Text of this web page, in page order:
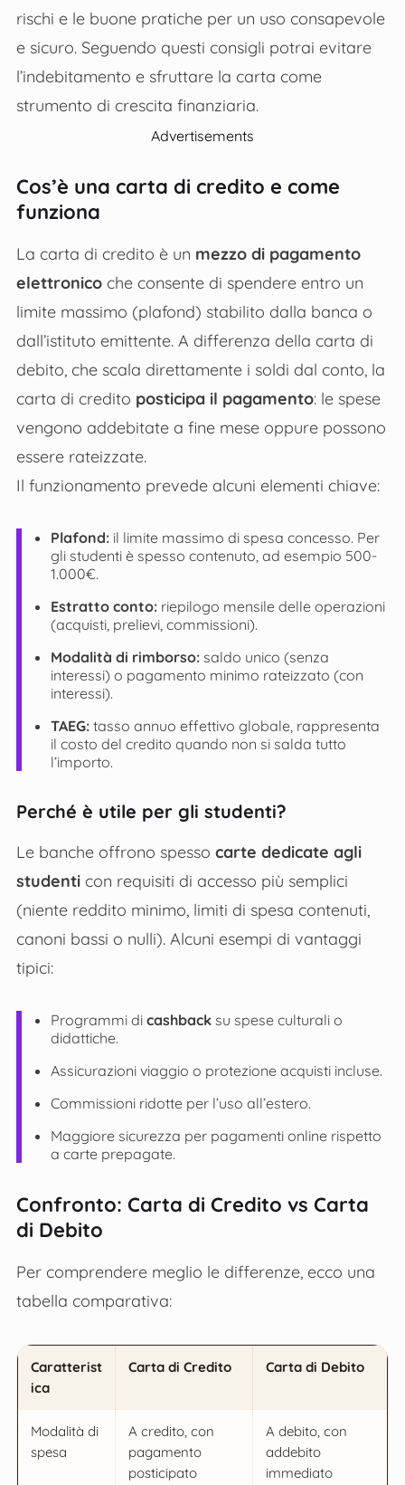
rischi e le buone pratiche per un uso consapevole
e sicuro. Seguendo questi consigli potrai evitare
l’indebitamento e sfruttare la carta come
strumento di crescita finanziaria.
Advertisements
Cos’è una carta di credito e come
funziona
La carta di credito è un mezzo di pagamento
elettronicoche consente di spendere entro un
limite massimo (plafond) stabilito dalla banca o
dall’istituto emittente. A differenza della carta di
debito, che scala direttamente i soldi dal conto, la
carta di credito posticipa il pagamento: le spese
vengono addebitate a fine mese oppure possono
essere rateizzate.
Il funzionamento prevede alcuni elementi chiave:
Plafond:il limite massimo di spesa concesso. Per
gli studenti è spesso contenuto, ad esempio 500-
1.000€.
Estratto conto:riepilogo mensile delle operazioni
(acquisti, prelievi, commissioni).
Modalità di rimborso:saldo unico (senza
interessi) o pagamento minimo rateizzato (con
interessi).
TAEG:tasso annuo effettivo globale, rappresenta
il costo del credito quando non si salda tutto
l’importo.
Perché è utile per gli studenti?
Le banche offrono spesso carte dedicate agli
studenticon requisiti di accesso più semplici
(niente reddito minimo, limiti di spesa contenuti,
canoni bassi o nulli). Alcuni esempi di vantaggi
tipici:
Programmi di cashbacksu spese culturali o
didattiche.
Assicurazioni viaggio o protezione acquisti incluse.
Commissioni ridotte per l’uso all’estero.
Maggiore sicurezza per pagamenti online rispetto
a carte prepagate.
Confronto: Carta di Credito vs Carta
di Debito
Per comprendere meglio le differenze, ecco una
tabella comparativa:
Caratterist
ica
Carta di Credito Carta di Debito
Modalità di
spesa
A credito, con
pagamento
posticipato
A debito, con
addebito
immediato